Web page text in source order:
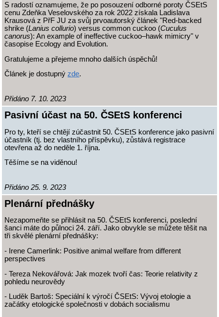
S radostí oznamujeme, že po posouzení odborné poroty ČSEtS
cenu Zdeňka Veselovského za rok 2022 získala Ladislava
Krausová z PřF JU za svůj prvoautorský článek "Red-backed
shrike (Lanius collurio) versus common cuckoo (Cuculus
canorus): An example of ineffective cuckoo–hawk mimicry" v
časopise Ecology and Evolution.
Gratulujeme a přejeme mnoho dalších úspěchů!
Článek je dostupnýzde.
Přidáno 7. 10. 2023
Pasivní účast na 50. ČSEtS konferenci
Pro ty, kteří se chtějí zúčastnit 50. ČSEtS konference jako pasivní
účastník (tj. bez vlastního příspěvku), zůstává registrace
otevřena až do neděle 1. října.
Těšíme se na viděnou!
Přidáno 25. 9. 2023
Plenární přednášky
Nezapomeňte se přihlásit na 50. ČSEtS konferenci, poslední
šanci máte do půlnoci 24. září. Jako obvykle se můžete těšit na
tři skvělé plenární přednášky:
- Irene Camerlink: Positive animal welfare from different
perspectives
- Tereza Nekovářová: Jak mozek tvoří čas: Teorie relativity z
pohledu neurovědy
- Luděk Bartoš: Speciální k výročí ČSEtS: Vývoj etologie a
začátky etologické společnosti v dobách socialismu